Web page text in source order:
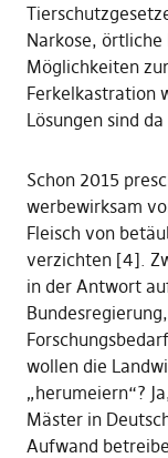
Narkose,
Möglichkeiten
Ferkelkastration
Lösungen sind
Schon 2015
werbewirksam
Fleisch von
verzichten [4].
in der Antwort
wollen die
„herumeiern“?
Mäster in
Aufwand